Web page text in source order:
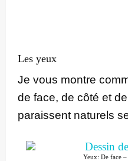
Les yeux
Je vous montre
de face, de côté et
paraissent naturels
Yeux: De face